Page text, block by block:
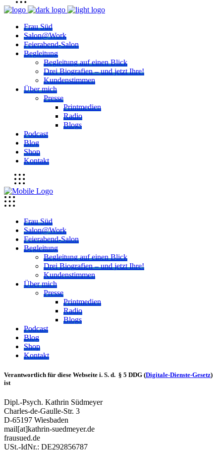
Frau Süd
Salon@Work
Feierabend-Salon
Begleitung
Begleitung auf einen Blick
Drei Biografien – und jetzt Ihre!
Kundenstimmen
Über mich
Presse
Printmedien
Radio
Blogs
Podcast
Blog
Shop
Kontakt
Frau Süd
Salon@Work
Feierabend-Salon
Begleitung
Begleitung auf einen Blick
Drei Biografien – und jetzt Ihre!
Kundenstimmen
Über mich
Presse
Printmedien
Radio
Blogs
Podcast
Blog
Shop
Kontakt
Verantwortlich für diese Webseite i. S. d. § 5 DDG (Digitale-Dienste-Gesetz)
ist
Dipl.-Psych. Kathrin Südmeyer
Charles-de-Gaulle-Str. 3
D-65197 Wiesbaden
mail[at]kathrin-suedmeyer.de
frausued.de
USt.-IdNr.: DE292856787